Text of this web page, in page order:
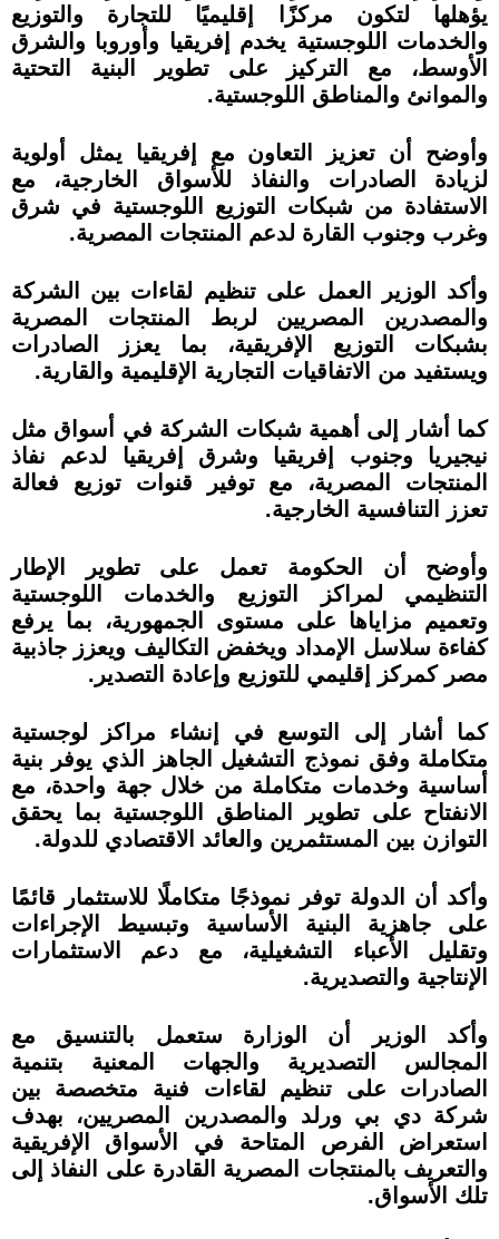
يؤهلها لتكون مركزًا إقليميًا للتجارة والتوزيع
والخدمات اللوجستية يخدم إفريقيا وأوروبا والشرق
الأوسط، مع التركيز على تطوير البنية التحتية
والموانئ والمناطق اللوجستية.
وأوضح أن تعزيز التعاون مع إفريقيا يمثل أولوية
لزيادة الصادرات والنفاذ للأسواق الخارجية، مع
الاستفادة من شبكات التوزيع اللوجستية في شرق
وغرب وجنوب القارة لدعم المنتجات المصرية.
وأكد الوزير العمل على تنظيم لقاءات بين الشركة
والمصدرين المصريين لربط المنتجات المصرية
بشبكات التوزيع الإفريقية، بما يعزز الصادرات
ويستفيد من الاتفاقيات التجارية الإقليمية والقارية.
كما أشار إلى أهمية شبكات الشركة في أسواق مثل
نيجيريا وجنوب إفريقيا وشرق إفريقيا لدعم نفاذ
المنتجات المصرية، مع توفير قنوات توزيع فعالة
تعزز التنافسية الخارجية.
وأوضح أن الحكومة تعمل على تطوير الإطار
التنظيمي لمراكز التوزيع والخدمات اللوجستية
وتعميم مزاياها على مستوى الجمهورية، بما يرفع
كفاءة سلاسل الإمداد ويخفض التكاليف ويعزز جاذبية
مصر كمركز إقليمي للتوزيع وإعادة التصدير.
كما أشار إلى التوسع في إنشاء مراكز لوجستية
متكاملة وفق نموذج التشغيل الجاهز الذي يوفر بنية
أساسية وخدمات متكاملة من خلال جهة واحدة، مع
الانفتاح على تطوير المناطق اللوجستية بما يحقق
التوازن بين المستثمرين والعائد الاقتصادي للدولة.
وأكد أن الدولة توفر نموذجًا متكاملًا للاستثمار قائمًا
على جاهزية البنية الأساسية وتبسيط الإجراءات
وتقليل الأعباء التشغيلية، مع دعم الاستثمارات
الإنتاجية والتصديرية.
وأكد الوزير أن الوزارة ستعمل بالتنسيق مع
المجالس التصديرية والجهات المعنية بتنمية
الصادرات على تنظيم لقاءات فنية متخصصة بين
شركة دي بي ورلد والمصدرين المصريين، بهدف
استعراض الفرص المتاحة في الأسواق الإفريقية
والتعريف بالمنتجات المصرية القادرة على النفاذ إلى
تلك الأسواق.